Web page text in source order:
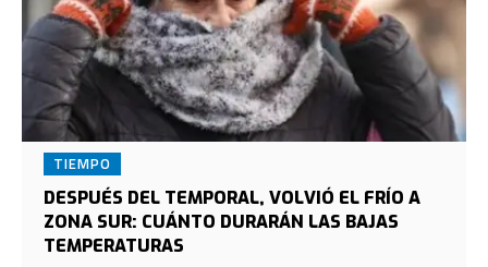
TIEMPO
DESPUÉS DEL TEMPORAL, VOLVIÓ EL FRÍO A
ZONA SUR: CUÁNTO DURARÁN LAS BAJAS
TEMPERATURAS